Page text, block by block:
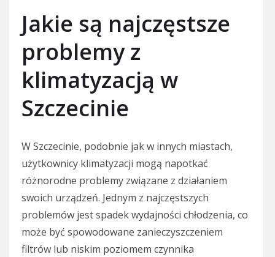
Jakie są najczęstsze
problemy z
klimatyzacją w
Szczecinie
W Szczecinie, podobnie jak w innych miastach,
użytkownicy klimatyzacji mogą napotkać
różnorodne problemy związane z działaniem
swoich urządzeń. Jednym z najczęstszych
problemów jest spadek wydajności chłodzenia, co
może być spowodowane zanieczyszczeniem
filtrów lub niskim poziomem czynnika